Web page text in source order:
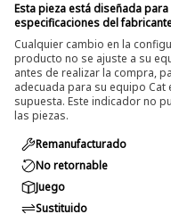
Esta pieza está diseñada
especificaciones del
Cualquier cambio en la
producto no se ajuste a su
antes de realizar la compra,
adecuada para su equipo
supuesta. Este indicador no
las piezas.
Remanufacturado
No retornable
Juego
Sustituido